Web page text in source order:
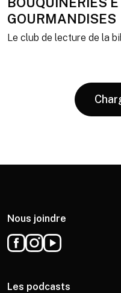
GOURMANDISES
Le club de lecture de la
Nous joindre
Les podcasts